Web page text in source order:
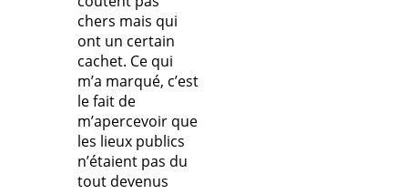
chers mais qui
ont un certain
cachet. Ce qui
m’a marqué, c’est
le fait de
m’apercevoir que
les lieux publics
n’étaient pas du
tout devenus